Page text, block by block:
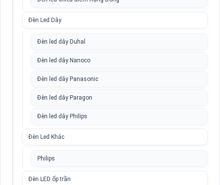
Đèn Led Dây
Đèn led dây Duhal
Đèn led dây Nanoco
Đèn led dây Panasonic
Đèn led dây Paragon
Đèn led dây Philips
Đèn Led Khác
Philips
Đèn LED ốp trần